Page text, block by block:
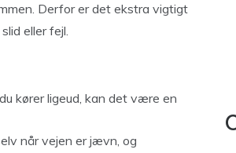
Derfor er det ekstra vigtigt
eller fejl.
kører ligeud, kan det være en
når vejen er jævn, og